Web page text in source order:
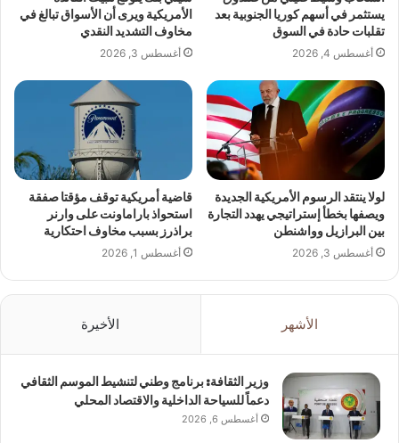
يستثمر في أسهم كوريا الجنوبية بعد
تقلبات حادة في السوق
أغسطس 4, 2026
الأمريكية ويرى أن الأسواق تبالغ في
مخاوف التشديد النقدي
أغسطس 3, 2026
لولا ينتقد الرسوم الأمريكية الجديدة
ويصفها بخطأ إستراتيجي يهدد التجارة
بين البرازيل وواشنطن
أغسطس 3, 2026
قاضية أمريكية توقف مؤقتا صفقة
استحواذ باراماونت على وارنر
براذرز بسبب مخاوف احتكارية
أغسطس 1, 2026
الأشهر الأخيرة
وزير الثقافة: برنامج وطني لتنشيط الموسم الثقافي
دعماً للسياحة الداخلية والاقتصاد المحلي
أغسطس 6, 2026